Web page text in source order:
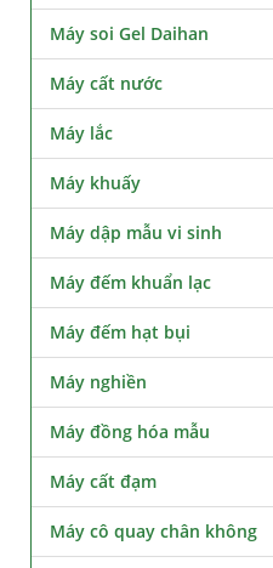
Máy soi Gel Daihan
Máy cất nước
Máy lắc
Máy khuấy
Máy dập mẫu vi sinh
Máy đếm khuẩn lạc
Máy đếm hạt bụi
Máy nghiền
Máy đồng hóa mẫu
Máy cất đạm
Máy cô quay chân không